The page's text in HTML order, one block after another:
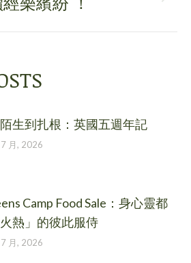
生到扎根：英國五週年記
月, 2026
Camp Food Sale：身心靈都
火熱」的彼此服侍
月, 2026